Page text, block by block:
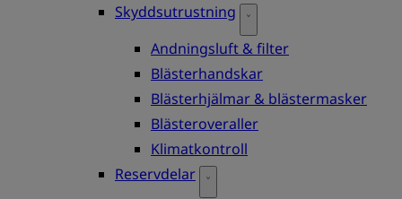
Skyddsutrustning
Andningsluft & filter
Blästerhandskar
Blästerhjälmar & blästermasker
Blästeroveraller
Klimatkontroll
Reservdelar